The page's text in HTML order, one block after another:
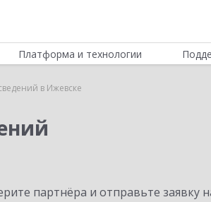
Платформа и технологии
в Ижевске
партнёра и отправьте заявку